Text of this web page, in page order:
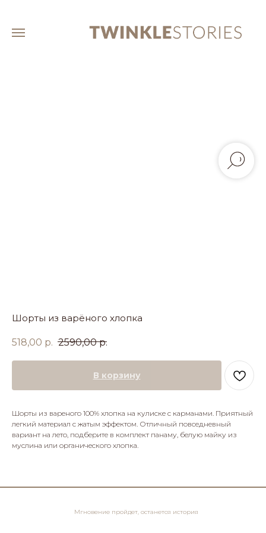
Шорты из варёного хлопка
518,00 р. 2590,00 р.
В корзину
Шорты из вареного 100% хлопка на кулиске с карманами. Приятный
легкий материал с жатым эффектом. Отличный повседневный
вариант на лето, подберите в комплект панаму, белую майку из
муслина или органического хлопка.
Мгновение пройдет, останется история